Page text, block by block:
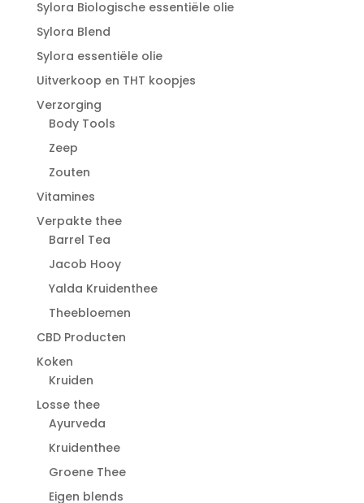
Sylora Biologische essentiële olie
Sylora Blend
Sylora essentiële olie
Uitverkoop en THT koopjes
Verzorging
Body Tools
Zeep
Zouten
Vitamines
Verpakte thee
Barrel Tea
Jacob Hooy
Yalda Kruidenthee
Theebloemen
CBD Producten
Koken
Kruiden
Losse thee
Ayurveda
Kruidenthee
Groene Thee
Eigen blends